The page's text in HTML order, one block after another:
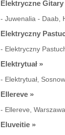
Elektryczne Gitary
- Juwenalia - Daab,
Elektryczny
- Elektryczny
Elektrytuał »
- Elektrytuał,
Ellereve »
- Ellereve,
Eluveitie »